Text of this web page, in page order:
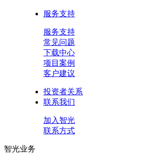
服务支持
服务支持
常见问题
下载中心
项目案例
客户建议
投资者关系
联系我们
加入智光
联系方式
智光业务